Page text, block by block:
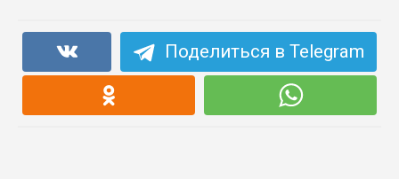
Поделиться в Telegram